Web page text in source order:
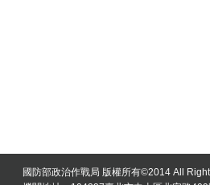
國防部政治作戰局 版權所有©2014 All